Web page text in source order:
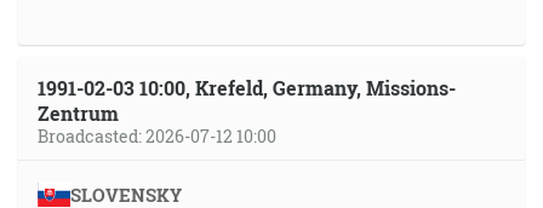
1991-02-03 10:00, Krefeld, Germany, Missions-
Zentrum
Broadcasted: 2026-07-12 10:00
SLOVENSKY